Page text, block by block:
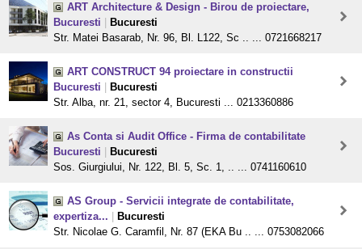
ART Architecture & Design - Birou de proiectare,
Bucuresti
Bucuresti
Str. Matei Basarab, Nr. 96, Bl. L122, Sc .. ... 0721668217
ART CONSTRUCT 94 proiectare in constructii
Bucuresti
Bucuresti
Str. Alba, nr. 21, sector 4, Bucuresti ... 0213360886
As Conta si Audit Office - Firma de contabilitate
Bucuresti
Bucuresti
Sos. Giurgiului, Nr. 122, Bl. 5, Sc. 1, .. ... 0741160610
AS Group - Servicii integrate de contabilitate,
expertiza...
Bucuresti
Str. Nicolae G. Caramfil, Nr. 87 (EKA Bu .. ... 0753082066